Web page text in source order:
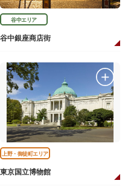
谷中エリア
谷中銀座商店街
上野・御徒町エリア
東京国立博物館